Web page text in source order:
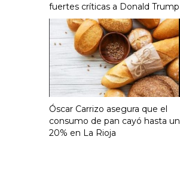
fuertes críticas a Donald Trump
Óscar Carrizo asegura que el
consumo de pan cayó hasta un
20% en La Rioja